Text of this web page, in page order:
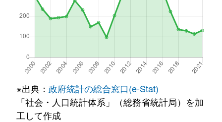
※出典： 政府統計の総合窓口(e-Stat)
「社会・人口統計体系」（総務省統計局）を加
工して作成